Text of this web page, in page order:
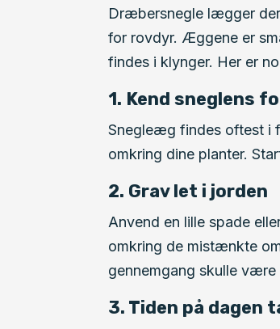
Dræbersnegle lægger
for rovdyr. Æggene er
findes i klynger. Her er
1. Kend sneglens
Snegleæg findes oftest i
omkring dine planter.
2. Grav let i jorden
Anvend en lille spade
omkring de mistænkte
gennemgang skulle
3. Tiden på dagen